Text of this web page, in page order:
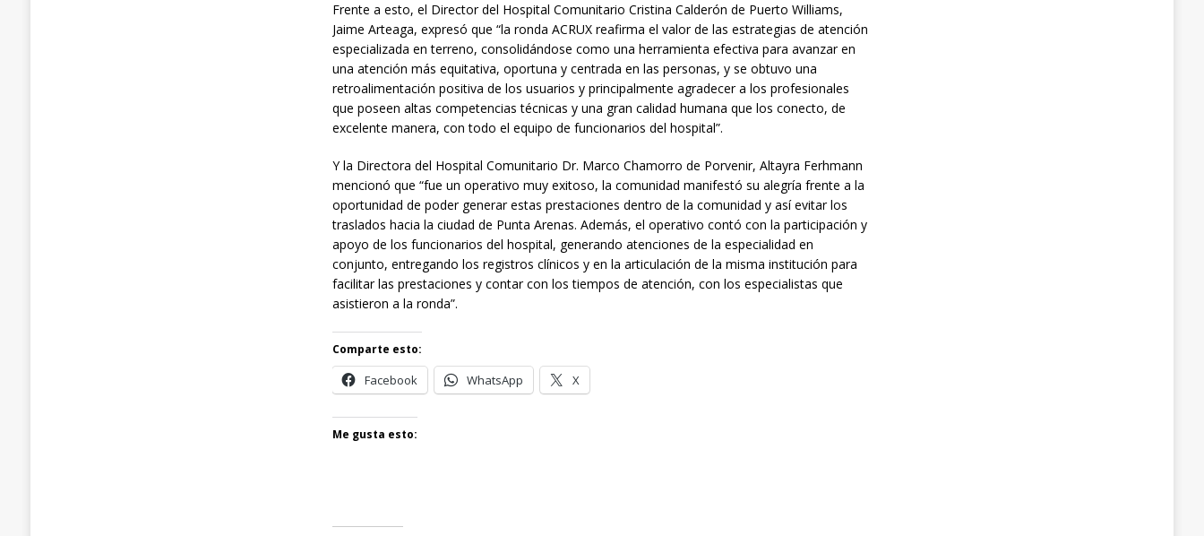
Frente a esto, el Director del Hospital Comunitario Cristina Calderón de Puerto Williams,
Jaime Arteaga, expresó que “la ronda ACRUX reafirma el valor de las estrategias de atención
especializada en terreno, consolidándose como una herramienta efectiva para avanzar en
una atención más equitativa, oportuna y centrada en las personas, y se obtuvo una
retroalimentación positiva de los usuarios y principalmente agradecer a los profesionales
que poseen altas competencias técnicas y una gran calidad humana que los conecto, de
excelente manera, con todo el equipo de funcionarios del hospital”.
Y la Directora del Hospital Comunitario Dr. Marco Chamorro de Porvenir, Altayra Ferhmann
mencionó que “fue un operativo muy exitoso, la comunidad manifestó su alegría frente a la
oportunidad de poder generar estas prestaciones dentro de la comunidad y así evitar los
traslados hacia la ciudad de Punta Arenas. Además, el operativo contó con la participación y
apoyo de los funcionarios del hospital, generando atenciones de la especialidad en
conjunto, entregando los registros clínicos y en la articulación de la misma institución para
facilitar las prestaciones y contar con los tiempos de atención, con los especialistas que
asistieron a la ronda”.
Comparte esto:
Facebook WhatsApp X
Me gusta esto: